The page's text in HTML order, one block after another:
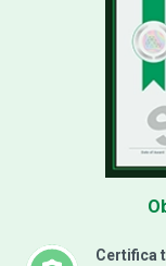
Certifica